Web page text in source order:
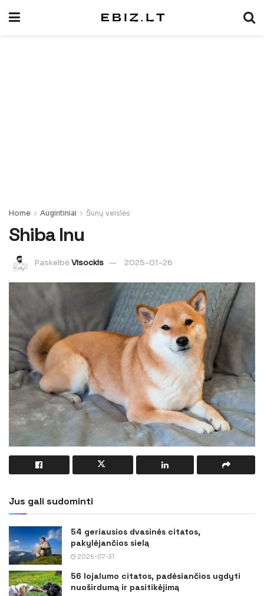
Home Augintiniai Šunų veislės
Shiba Inu
PaskelbėVisockis 2025-01-26
Jus gali sudominti
54 geriausios dvasinės citatos,
pakylėjančios sielą
2026-07-31
56 lojalumo citatos, padėsiančios ugdyti
nuoširdumą ir pasitikėjimą